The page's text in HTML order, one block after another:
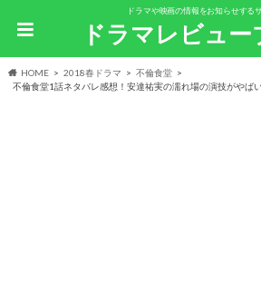
ドラマや映画の情報をお知らせする
ドラマレビュー
HOME 2018春ドラマ
不倫食堂
不倫食堂1話ネタバレ感想！安達祐実の濡れ場の演技がやばい